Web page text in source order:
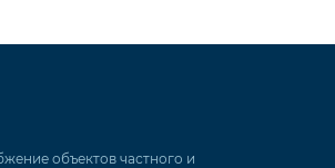
объектов частного и